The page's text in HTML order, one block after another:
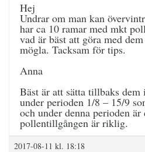
Hej
Undrar om man kan
har ca 10 ramar med mkt
vad är bäst att göra med
mögla. Tacksam för tips.
Anna
Bäst är att sätta tillbaks
under perioden 1/8 – 15/9
och under denna perioden
pollentillgången är riklig.
2017-08-11 kl. 18:18